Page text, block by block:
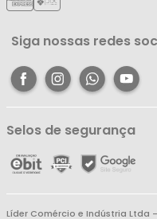
Central de Atendimento
Siga nossas redes
Selos de segurança
Líder Comércio e Indústria Ltda -